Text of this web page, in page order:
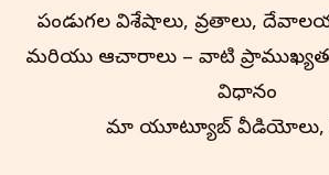
పండుగల విశేషాలు, వ్రతాలు,
మరియు ఆచారాలు – వాటి
విధానం
మా యూట్యూబ్ వీడియోలు,